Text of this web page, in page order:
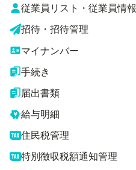
従業員リスト・従業員情報
招待・招待管理
マイナンバー
手続き
届出書類
給与明細
住民税管理
特別徴収税額通知管理